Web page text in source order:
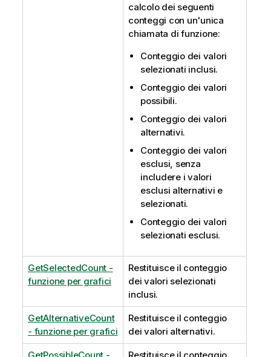
calcolo dei seguenti
conteggi con un'unica
chiamata di funzione:
Conteggio dei valori
selezionati inclusi.
Conteggio dei valori
possibili.
Conteggio dei valori
alternativi.
Conteggio dei valori
esclusi, senza
includere i valori
esclusi alternativi e
selezionati.
Conteggio dei valori
selezionati esclusi.
GetSelectedCount -
funzione per grafici
Restituisce il conteggio
dei valori selezionati
inclusi.
GetAlternativeCount
- funzione per grafici
Restituisce il conteggio
dei valori alternativi.